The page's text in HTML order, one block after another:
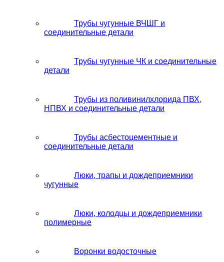
Трубы чугунные ВЧШГ и
соединительные детали
Трубы чугунные ЧК и соединительные
детали
Трубы из поливинилхлорида ПВХ,
НПВХ и соединительные детали
Трубы асбестоцементные и
соединительные детали
Люки, трапы и дождеприемники
чугунные
Люки, колодцы и дождеприемники
полимерные
Воронки водосточные